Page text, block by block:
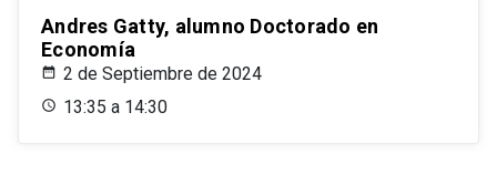
Andres Gatty, alumno Doctorado en
Economía
2 de Septiembre de 2024
13:35 a 14:30